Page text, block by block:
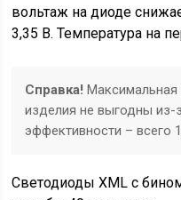
вольтаж на диоде
3,35 В. Температура на
Справка!Максимальная
изделия не выгодны из-
эффективности – всего
Светодиоды XML с